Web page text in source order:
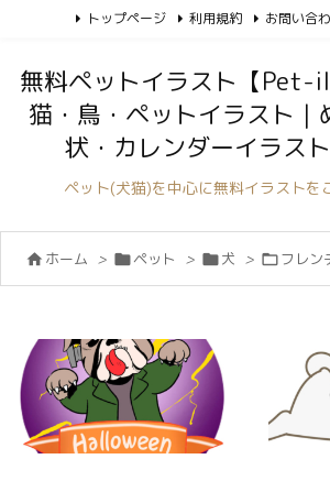
トップページ 利用規約 お問い合
無料ペットイラスト【Pet-
猫・鳥・ペットイラスト｜
状・カレンダーイラス
ペット(犬猫)を中心に無料イラストを
 ホーム > ペット > 犬 > フレン